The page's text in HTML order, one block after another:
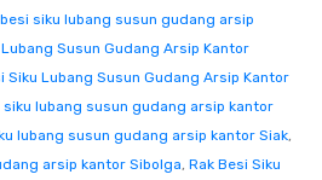
siku lubang susun gudang arsip
Susun Gudang Arsip Kantor
Siku Lubang Susun Gudang Arsip Kantor
siku lubang susun gudang arsip kantor
lubang susun gudang arsip kantor Siak,
arsip kantor Sibolga, Rak Besi Siku